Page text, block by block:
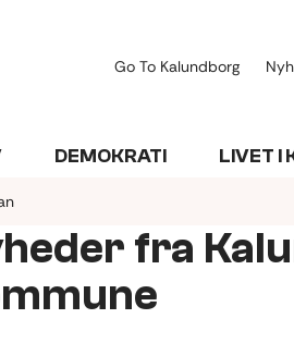
Go To Kalundborg
DEMOKRATI LIVET I
fra